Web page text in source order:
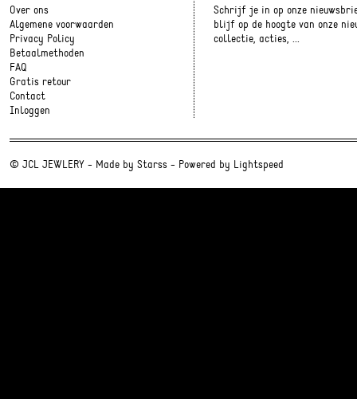
Over ons
Algemene voorwaarden
Privacy Policy
Betaalmethoden
FAQ
Gratis retour
Contact
Inloggen
Schrijf je in op onze
blijf op de hoogte van onze
collectie, acties, ...
© JCL JEWLERY - Made by Starss - Powered by Lightspeed